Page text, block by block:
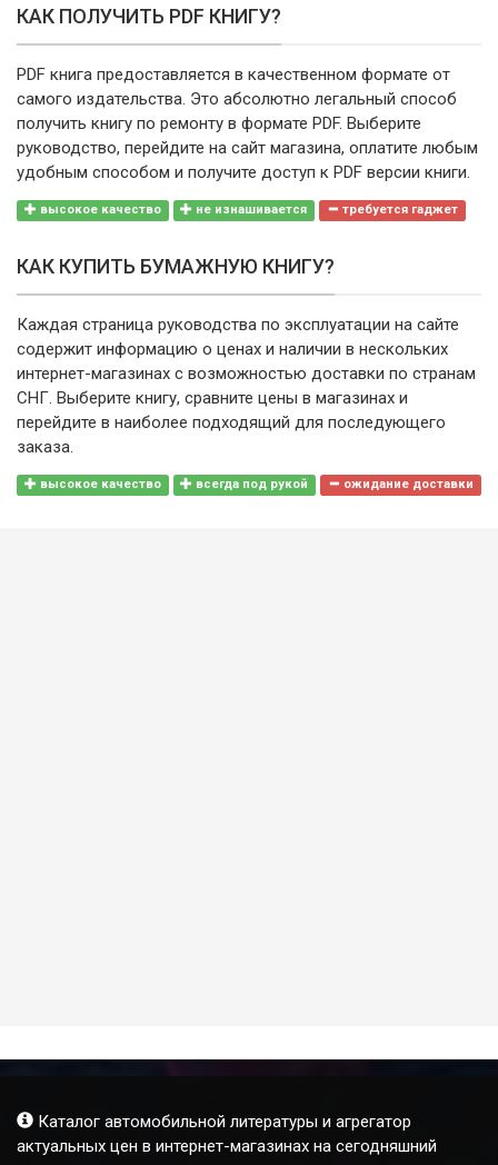
КАК ПОЛУЧИТЬ PDF КНИГУ?
PDF книга предоставляется в качественном формате от
самого издательства. Это абсолютно легальный способ
получить книгу по ремонту в формате PDF. Выберите
руководство, перейдите на сайт магазина, оплатите любым
удобным способом и получите доступ к PDF версии книги.
высокое качество не изнашивается требуется гаджет
КАК КУПИТЬ БУМАЖНУЮ КНИГУ?
Каждая страница руководства по эксплуатации на сайте
содержит информацию о ценах и наличии в нескольких
интернет-магазинах с возможностью доставки по странам
СНГ. Выберите книгу, сравните цены в магазинах и
перейдите в наиболее подходящий для последующего
заказа.
высокое качество всегда под рукой ожидание доставки
Каталог автомобильной литературы и агрегатор
актуальных цен в интернет-магазинах на сегодняшний